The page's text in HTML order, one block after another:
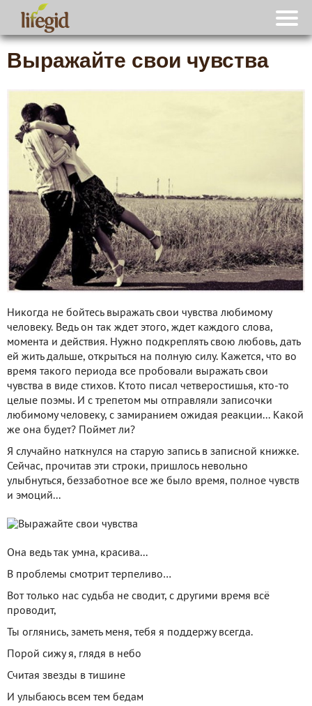
Выражайте свои чувства
Никогда не бойтесь выражать свои чувства любимому
человеку. Ведь он так ждет этого, ждет каждого слова,
момента и действия. Нужно подкреплять свою любовь, дать
ей жить дальше, открыться на полную силу. Кажется, что во
время такого периода все пробовали выражать свои
чувства в виде стихов. Ктото писал четверостишья, кто-то
целые поэмы. И с трепетом мы отправляли записочки
любимому человеку, с замиранием ожидая реакции... Какой
же она будет? Поймет ли?
Я случайно наткнулся на старую запись в записной книжке.
Сейчас, прочитав эти строки, пришлось невольно
улыбнуться, беззаботное все же было время, полное чувств
и эмоций...
Она ведь так умна, красива...
В проблемы смотрит терпеливо…
Вот только нас судьба не сводит, с другими время всё
проводит,
Ты оглянись, заметь меня, тебя я поддержу всегда.
Порой сижу я, глядя в небо
Считая звезды в тишине
И улыбаюсь всем тем бедам